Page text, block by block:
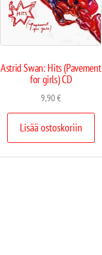
Astrid Swan: Hits (Pavement
for girls) CD
9,90€
Lisää ostoskoriin